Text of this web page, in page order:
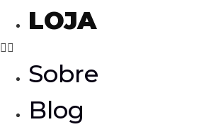
LOJA
Sobre
Blog